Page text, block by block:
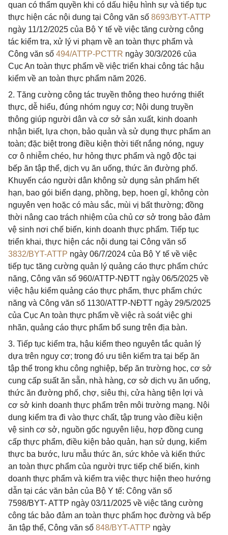
quan có thẩm quyền khi có dấu hiệu hình sự và tiếp tục
thực hiện các nội dung tại Công văn số 8693/BYT-ATTP
ngày 11/12/2025 của Bộ Y tế về việc tăng cường công
tác kiểm tra, xử lý vi phạm về an toàn thực phẩm và
Công văn số 494/ATTP-PCTTR ngày 30/3/2026 của
Cục An toàn thực phẩm về việc triển khai công tác hậu
kiểm về an toàn thực phẩm năm 2026.
2. Tăng cường công tác truyền thông theo hướng thiết
thực, dễ hiểu, đúng nhóm nguy cơ; Nội dung truyền
thông giúp người dân và cơ sở sản xuất, kinh doanh
nhận biết, lựa chọn, bảo quản và sử dụng thực phẩm an
toàn; đặc biệt trong điều kiện thời tiết nắng nóng, nguy
cơ ô nhiễm chéo, hư hỏng thực phẩm và ngộ độc tại
bếp ăn tập thể, dịch vụ ăn uống, thức ăn đường phố.
Khuyến cáo người dân không sử dụng sản phẩm hết
hạn, bao gói biến dạng, phồng, bẹp, hoen gỉ, không còn
nguyên vẹn hoặc có màu sắc, mùi vị bất thường; đồng
thời nâng cao trách nhiệm của chủ cơ sở trong bảo đảm
vệ sinh nơi chế biến, kinh doanh thực phẩm. Tiếp tục
triển khai, thực hiện các nội dung tại Công văn số
3832/BYT-ATTP ngày 06/7/2024 của Bộ Y tế về việc
tiếp tục tăng cường quản lý quảng cáo thực phẩm chức
năng, Công văn số 960/ATTP-NĐTT ngày 06/5/2025 về
việc hậu kiểm quảng cáo thực phẩm, thực phẩm chức
năng và Công văn số 1130/ATTP-NĐTT ngày 29/5/2025
của Cục An toàn thực phẩm về việc rà soát việc ghi
nhãn, quảng cáo thực phẩm bổ sung trên địa bàn.
3. Tiếp tục kiểm tra, hậu kiểm theo nguyên tắc quản lý
dựa trên nguy cơ; trong đó ưu tiên kiểm tra tại bếp ăn
tập thể trong khu công nghiệp, bếp ăn trường học, cơ sở
cung cấp suất ăn sẵn, nhà hàng, cơ sở dịch vụ ăn uống,
thức ăn đường phố, chợ, siêu thị, cửa hàng tiện lợi và
cơ sở kinh doanh thực phẩm trên môi trường mạng. Nội
dung kiểm tra đi vào thực chất, tập trung vào điều kiện
vệ sinh cơ sở, nguồn gốc nguyên liệu, hợp đồng cung
cấp thực phẩm, điều kiện bảo quản, hạn sử dụng, kiểm
thực ba bước, lưu mẫu thức ăn, sức khỏe và kiến thức
an toàn thực phẩm của người trực tiếp chế biến, kinh
doanh thực phẩm và kiểm tra việc thực hiện theo hướng
dẫn tại các văn bản của Bộ Y tế: Công văn số
7598/BYT- ATTP ngày 03/11/2025 về việc tăng cường
công tác bảo đảm an toàn thực phẩm học đường và bếp
ăn tập thể, Công văn số 848/BYT-ATTP ngày